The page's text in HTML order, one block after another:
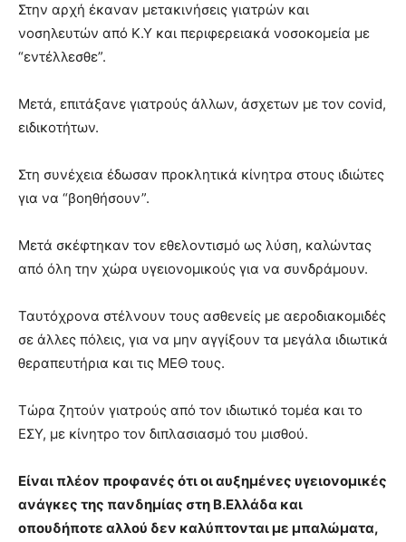
Στην αρχή έκαναν μετακινήσεις γιατρών και
νοσηλευτών από Κ.Υ και περιφερειακά νοσοκομεία με
“εντέλλεσθε”.
Μετά, επιτάξανε γιατρούς άλλων, άσχετων με τον covid,
ειδικοτήτων.
Στη συνέχεια έδωσαν προκλητικά κίνητρα στους ιδιώτες
για να “βοηθήσουν”.
Μετά σκέφτηκαν τον εθελοντισμό ως λύση, καλώντας
από όλη την χώρα υγειονομικούς για να συνδράμουν.
Ταυτόχρονα στέλνουν τους ασθενείς με αεροδιακομιδές
σε άλλες πόλεις, για να μην αγγίξουν τα μεγάλα ιδιωτικά
θεραπευτήρια και τις ΜΕΘ τους.
Τώρα ζητούν γιατρούς από τον ιδιωτικό τομέα και το
ΕΣΥ, με κίνητρο τον διπλασιασμό του μισθού.
Είναι πλέον προφανές ότι οι αυξημένες υγειονομικές
ανάγκες της πανδημίας στη Β.Ελλάδα και
οπουδήποτε αλλού δεν καλύπτονται με μπαλώματα,